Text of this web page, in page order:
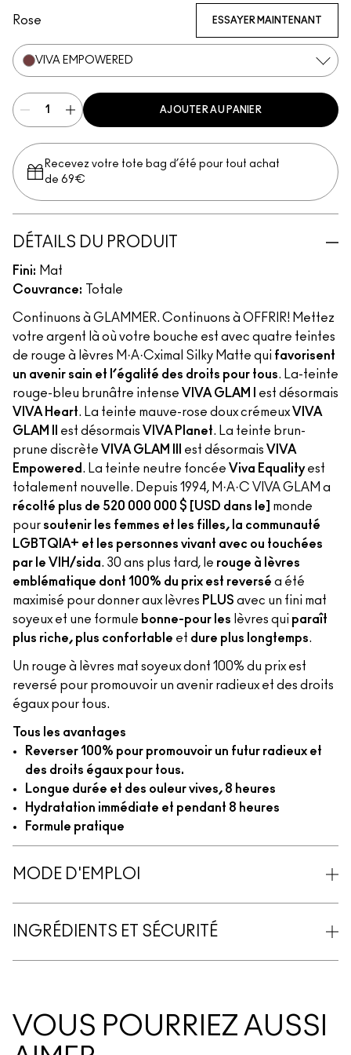
Rose ESSAYER MAINTENANT
VIVA EMPOWERED
AJOUTER AU PANIER
Recevez votre tote bag d’été pour tout achat
de 69€
DÉTAILS DU PRODUIT
Fini: Mat
Couvrance:
Totale
Continuons à GLAMMER. Continuons à OFFRIR! Mettez
votre argent là où votre bouche est avec quatre teintes
de rouge à lèvres M·A·Cximal Silky Matte qui favorisent
un avenir sain et l’égalité des droits pour tous. La-teinte
rouge-bleu brunâtre intense VIVA GLAM I
est désormais
VIVA Heart. La teinte mauve-rose doux crémeux VIVA
GLAM II
est désormais VIVA Planet. La teinte brun-
prune discrète VIVA GLAM III est désormais VIVA
Empowered . La teinte neutre foncée Viva Equalityest
totalement nouvelle. Depuis 1994, M·A·C VIVA GLAM a
récolté plus de 520 000 000 $ [USD dans le]
monde
pour soutenir les femmes et les filles, la communauté
LGBTQIA+ et les personnes vivant avec ou touchées
par le VIH/sida. 30 ans plus tard, le rouge à lèvres
emblématique dont 100% du prix est reversé a été
maximisé pour donner aux lèvres PLUS avec un fini mat
soyeux et une formule bonne-pour les lèvres qui paraît
plus riche, plus confortable et dure plus longtemps.
Un rouge à lèvres mat soyeux dont 100% du prix est
reversé pour promouvoir un avenir radieux et des droits
égaux pour tous.
Tous les avantages
Reverser 100% pour promouvoir un futur radieux et
des droits égaux pour tous.
Longue durée et des ouleur vives, 8 heures
Hydratation immédiate et pendant 8 heures
Formule pratique
MODE D'EMPLOI
INGRÉDIENTS ET SÉCURITÉ
VOUS POURRIEZ AUSSI